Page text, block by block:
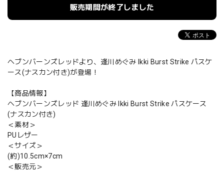
販売期間が終了しました
ヘブンバーンズレッドより、逢川めぐみ Ikki Burst Strike パスケ
ース(ナスカン付き)が登場！
【商品情報】
ヘブンバーンズレッド 逢川めぐみ Ikki Burst Strike パスケース
(ナスカン付き)
＜素材＞
PUレザー
＜サイズ＞
(約)10.5cm×7cm
＜販売元＞